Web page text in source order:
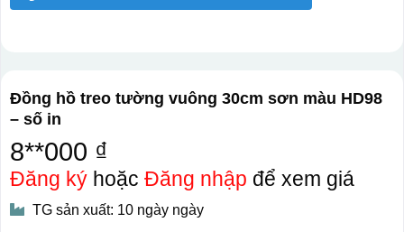
Đồng hồ treo tường vuông 30cm sơn màu HD98
– số in
8**000 ₫
Đăng kýhoặc Đăng nhập để xem giá
TG sản xuất: 10 ngày ngày